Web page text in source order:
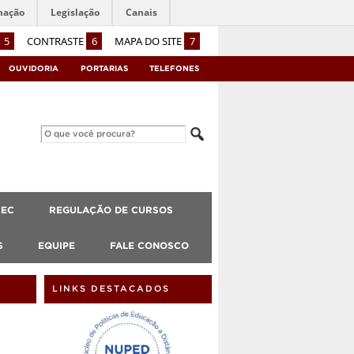
5 CONTRASTE 6 MAPA DO SITE 7
Legislação Canais
OUVIDORIA PORTARIAS TELEFONES
REGULAÇÃO DE CURSOS
EQUIPE FALE CONOSCO
LINKS DESTACADOS